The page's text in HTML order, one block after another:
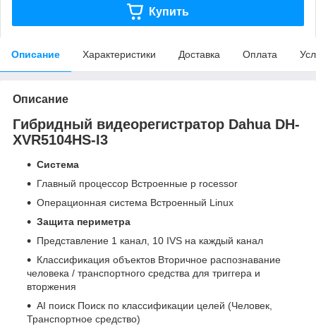
Купить
Описание Характеристики Доставка Оплата
Описание
Гибридный видеорегистратор Dahua DH-
XVR5104HS-I3
Система
Главный процессор Встроенные р rocessor
Операционная система Встроенный Linux
Защита периметра
Представление 1 канал, 10 IVS на каждый канал
Классификация объектов Вторичное распознавание
человека / транспортного средства для триггера и
вторжения
AI поиск Поиск по классификации целей (Человек,
Транспортное средство)